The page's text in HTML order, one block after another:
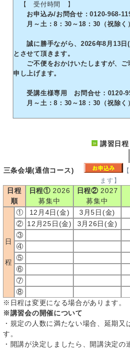
【 受付時間 】
お申込み/お問合せ：0120-968-
月～土：8：30～18：30（祝除
誠に勝手ながら、2026年8月13日(
とさせて頂きます。
ご不便をおかけいたしますが、ご
申し上げます。
受講生様専用 お問合せ：0120-
月～土：8：30～18：30（祝除
講習日程
三条会場(通信コース)
ます】
日程
順
日程①2026
募集中
日程②2027
募集中
日
程
① 12月4日(金)
3月5日(金)
② 12月25日(金)
3月26日(金)
③
④
⑤
⑥
⑦
⑧
※日程は変更になる場合があります。
※講習会の開催について
・規定の人数に満たない場合、延期又
す。
・開講が決定しましたら、開講決定の